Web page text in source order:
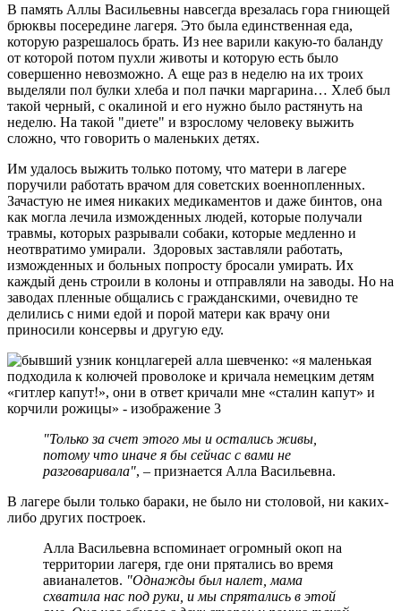
В память Аллы Васильевны навсегда врезалась гора гниющей
брюквы посередине лагеря. Это была единственная еда,
которую разрешалось брать. Из нее варили какую-то баланду
от которой потом пухли животы и которую есть было
совершенно невозможно. А еще раз в неделю на их троих
выделяли пол булки хлеба и пол пачки маргарина… Хлеб был
такой черный, с окалиной и его нужно было растянуть на
неделю. На такой "диете" и взрослому человеку выжить
сложно, что говорить о маленьких детях.
Им удалось выжить только потому, что матери в лагере
поручили работать врачом для советских военнопленных.
Зачастую не имея никаких медикаментов и даже бинтов, она
как могла лечила изможденных людей, которые получали
травмы, которых разрывали собаки, которые медленно и
неотвратимо умирали. Здоровых заставляли работать,
изможденных и больных попросту бросали умирать. Их
каждый день строили в колоны и отправляли на заводы. Но на
заводах пленные общались с гражданскими, очевидно те
делились с ними едой и порой матери как врачу они
приносили консервы и другую еду.
"Только за счет этого мы и остались живы,
потому что иначе я бы сейчас с вами не
разговаривала", – признается Алла Васильевна.
В лагере были только бараки, не было ни столовой, ни каких-
либо других построек.
Алла Васильевна вспоминает огромный окоп на
территории лагеря, где они прятались во время
авианалетов. "Однажды был налет, мама
схватила нас под руки, и мы спрятались в этой